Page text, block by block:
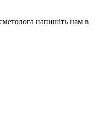
напишіть нам в